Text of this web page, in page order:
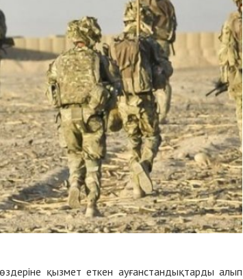
қызмет еткен ауғанстандықтарды алып